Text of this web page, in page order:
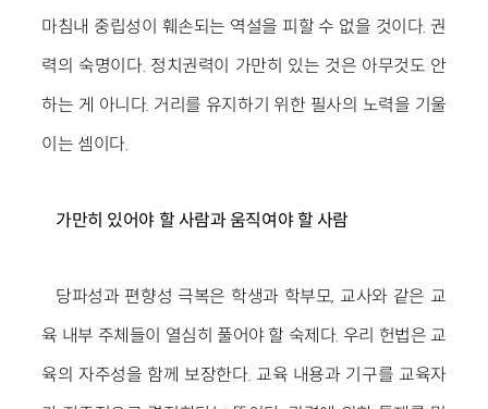
마침내 중립성이 훼손되는 역설을 피할 수 없을 것이다. 권
력의 숙명이다. 정치권력이 가만히 있는 것은 아무것도 안
하는 게 아니다. 거리를 유지하기 위한 필사의 노력을 기울
이는 셈이다.
가만히 있어야 할 사람과 움직여야 할 사람
당파성과 편향성 극복은 학생과 학부모, 교사와 같은 교
육 내부 주체들이 열심히 풀어야 할 숙제다. 우리 헌법은 교
육의 자주성을 함께 보장한다. 교육 내용과 기구를 교육자